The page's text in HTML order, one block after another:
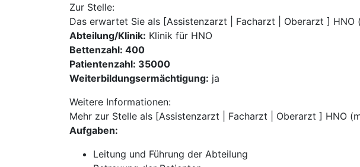
Zur Stelle:
Das erwartet Sie als [Assistenzarzt | Facharzt | Oberarzt ] HNO
Abteilung/Klinik: Klinik für HNO
Bettenzahl: 400
Patientenzahl: 35000
Weiterbildungsermächtigung: ja
Weitere Informationen:
Mehr zur Stelle als [Assistenzarzt | Facharzt | Oberarzt ] HNO
Aufgaben:
Leitung und Führung der Abteilung